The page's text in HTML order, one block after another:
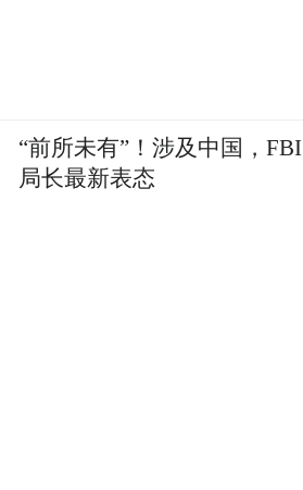
“前所未有”！涉及中国，FBI
局长最新表态